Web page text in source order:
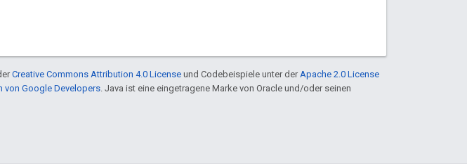
Creative Commons Attribution 4.0 License und Codebeispiele unter der Apache 2.0 License
von Google Developers . Java ist eine eingetragene Marke von Oracle und/oder seinen